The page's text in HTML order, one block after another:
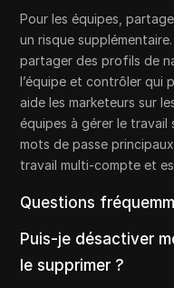
Pour les équipes,
un risque
partager des profils de
l’équipe et contrôler qui
aide les marketeurs sur
équipes à gérer le travail
mots de passe
travail multi-compte et
Questions
Puis-je désactiver
le supprimer ?